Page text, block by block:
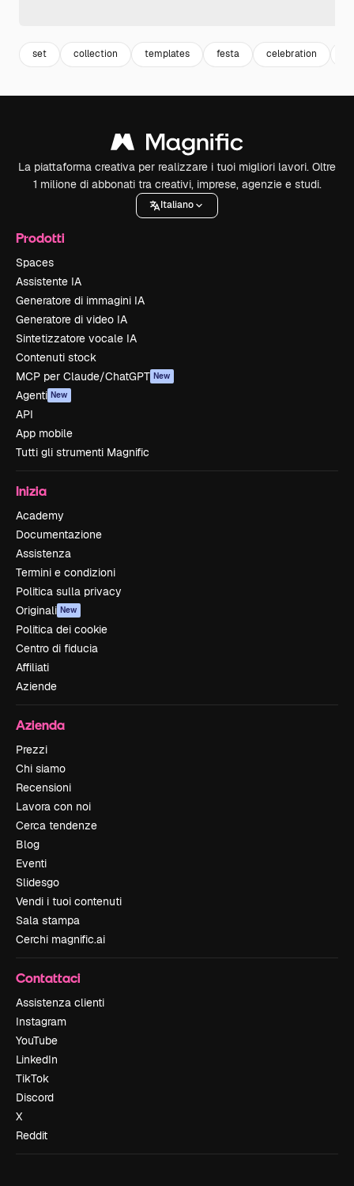
set collection templates festa celebration
La piattaforma creativa per realizzare i tuoi migliori lavori. Oltre
1 milione di abbonati tra creativi, imprese, agenzie e studi.
Italiano
Prodotti
Spaces
Assistente IA
Generatore di immagini IA
Generatore di video IA
Sintetizzatore vocale IA
Contenuti stock
MCP per Claude/ChatGPT New
Agenti New
API
App mobile
Tutti gli strumenti Magnific
Inizia
Academy
Documentazione
Assistenza
Termini e condizioni
Politica sulla privacy
Originali New
Politica dei cookie
Centro di fiducia
Affiliati
Aziende
Azienda
Prezzi
Chi siamo
Recensioni
Lavora con noi
Cerca tendenze
Blog
Eventi
Slidesgo
Vendi i tuoi contenuti
Sala stampa
Cerchi magnific.ai
Contattaci
Assistenza clienti
Instagram
YouTube
LinkedIn
TikTok
Discord
X
Reddit